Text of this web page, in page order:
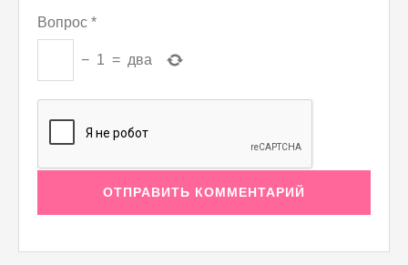
Вопрос *
− 1 = два